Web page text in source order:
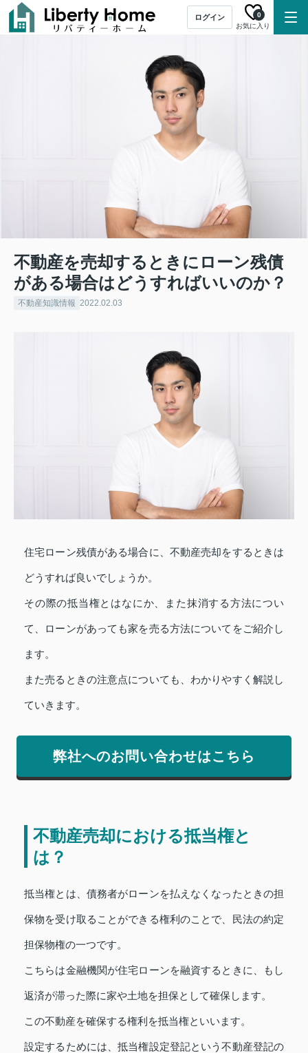
ログイン
お気に入り
0
不動産を売却するときにローン残債
がある場合はどうすればいいのか？
不動産知識情報 2022.02.03
住宅ローン残債がある場合に、不動産売却をするときは
どうすれば良いでしょうか。
その際の抵当権とはなにか、また抹消する方法につい
て、ローンがあっても家を売る方法についてをご紹介し
ます。
また売るときの注意点についても、わかりやすく解説し
ていきます。
弊社へのお問い合わせはこちら
不動産売却における抵当権と
は？
抵当権とは、債務者がローンを払えなくなったときの担
保物を受け取ることができる権利のことで、民法の約定
担保物権の一つです。
こちらは金融機関が住宅ローンを融資するときに、もし
返済が滞った際に家や土地を担保として確保します。
この不動産を確保する権利を抵当権といいます。
設定するためには、抵当権設定登記という不動産登記の